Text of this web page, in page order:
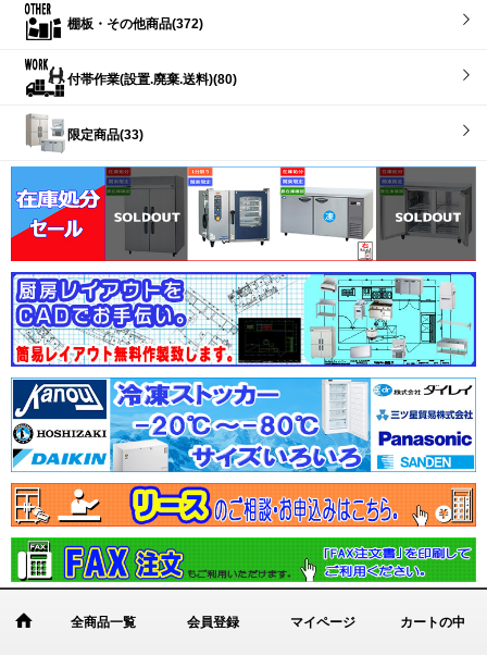
棚板・その他商品(372)
付帯作業(設置.廃棄.送料)(80)
限定商品(33)
全商品一覧 会員登録 マイページ カートの中